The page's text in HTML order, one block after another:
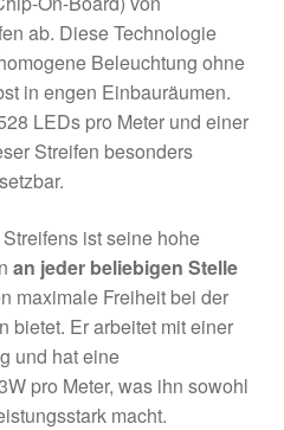
ab. Diese Technologie
Beleuchtung ohne
in engen Einbauräumen.
LEDs pro Meter und einer
Streifen besonders
ist seine hohe
an jeder beliebigen Stelle
maximale Freiheit bei der
bietet. Er arbeitet mit einer
und hat eine
pro Meter, was ihn sowohl
macht.